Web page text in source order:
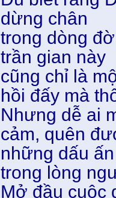
dừng chân
trong dòng
trần gian này
cũng chỉ là
hồi đấy mà
Nhưng dễ ai
cảm, quên
những dấu
trong lòng
Mở đầu cuộc